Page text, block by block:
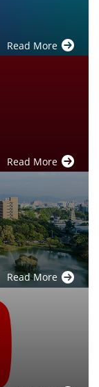
Read More
Read More
Read More